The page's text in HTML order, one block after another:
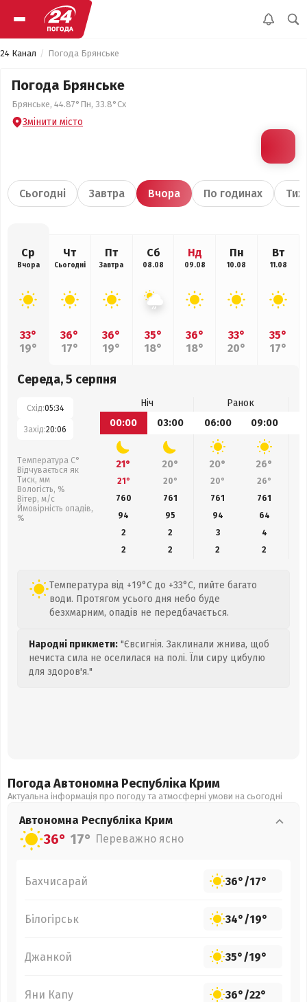
24 Канал Погода Брянське
Погода Брянське
Брянське, 44.87°Пн, 33.8°Сх
Змінити місто
Сьогодні Завтра Вчора По годинах
Ср
Вчора
33°
19°
Чт
Сьогодні
36°
17°
Пт
Завтра
36°
19°
Сб
08.08
35°
18°
Нд
09.08
36°
18°
Пн
10.08
33°
20°
Вт
11.08
35°
17°
Середа, 5 серпня
Схід:05:34
Захід:20:06
Температура С°
Відчувається як
Тиск, мм
Вологість, %
Вітер, м/с
Ймовірність опадів,
%
Ніч
Ранок
00:00
03:00 06:00 09:00
21° 20° 20° 26°
21° 20° 20° 26°
760
761 761 761
94
95 94 64
2
2 3
4
2
2 2 2
Температура від +19°C до +33°C, пийте багато
води. Протягом усього дня небо буде
безхмарним, опадів не передбачається.
Народні прикмети: "Євсигнія. Заклинали жнива, щоб
нечиста сила не оселилася на полі. Їли сиру цибулю
для здоров'я."
Погода Автономна Республіка Крим
Актуальна інформація про погоду та атмосферні умови на сьогодні
Автономна Республіка Крим
36° 17° Переважно ясно
Бахчисарай 36°/17°
Білогірськ 34°/19°
Джанкой 35°/19°
Яни Капу 36°/22°